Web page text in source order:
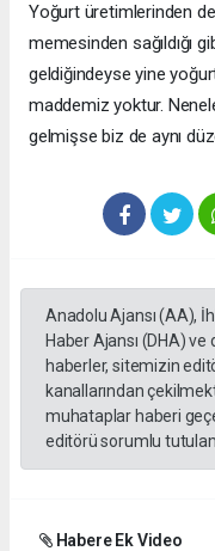
Yoğurt üretimlerinden
memesinden sağıldığı
geldiğindeyse yine
maddemiz yoktur.
gelmişse biz de aynı
Anadolu Ajansı (AA),
Haber Ajansı (DHA)
haberler, sitemizin
kanallarından
muhataplar haberi
editörü sorumlu
Habere Ek Video